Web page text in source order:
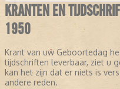
KRANTEN EN
1950
Krant van uw Geboortedag
tijdschriften leverbaar, ziet u
kan het zijn dat er niets is
andere reden.